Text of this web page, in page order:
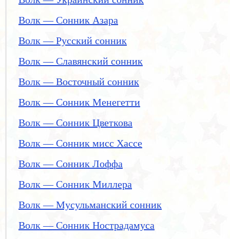
Волк — Сонник Азара
Волк — Русский сонник
Волк — Славянский сонник
Волк — Восточный сонник
Волк — Сонник Менегетти
Волк — Сонник Цветкова
Волк — Сонник мисс Хассе
Волк — Сонник Лоффа
Волк — Сонник Миллера
Волк — Мусульманский сонник
Волк — Сонник Нострадамуса